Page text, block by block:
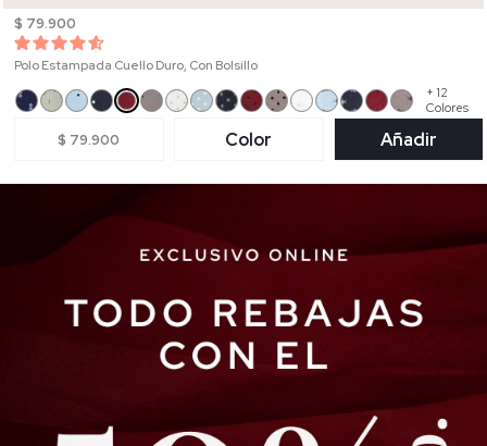
$ 79.900
Polo Estampada Cuello Duro, Con Bolsillo
+ 12
Colores
$ 79.900 Color Añadir